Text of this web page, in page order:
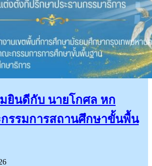
ยินดีกับ นายโกศล หก
รรมการสถานศึกษาขั้นพื้น